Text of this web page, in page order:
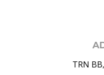
TRN BB,